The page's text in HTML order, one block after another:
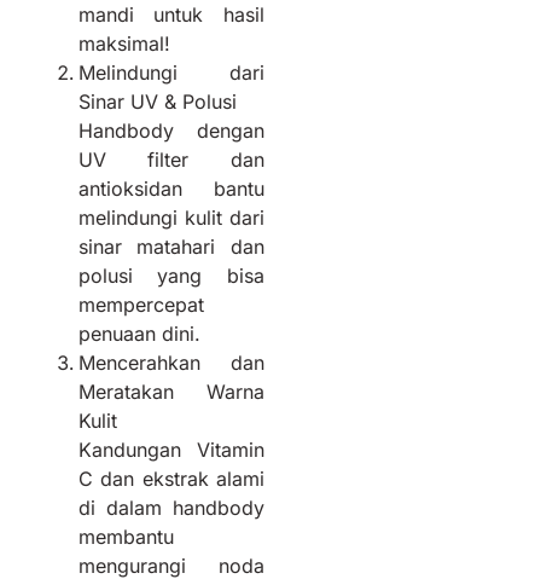
mandi untuk hasil
maksimal!
Melindungi dari
Sinar UV & Polusi
Handbody dengan
UV filter dan
antioksidan bantu
melindungi kulit dari
sinar matahari dan
polusi yang bisa
mempercepat
penuaan dini.
Mencerahkan dan
Meratakan Warna
Kulit
Kandungan Vitamin
C dan ekstrak alami
di dalam handbody
membantu
mengurangi noda